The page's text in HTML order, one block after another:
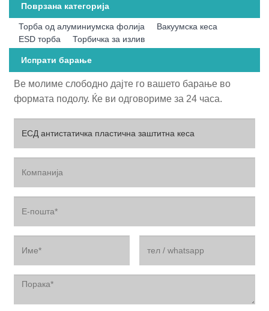
Поврзана категорија
Торба од алуминиумска фолија
Вакуумска кеса
ESD торба
Торбичка за излив
Испрати барање
Ве молиме слободно дајте го вашето барање во
формата подолу. Ќе ви одговориме за 24 часа.